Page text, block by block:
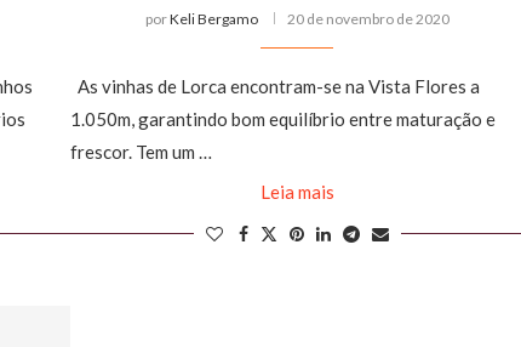
porKeli Bergamo 20 de novembro de 2020
As vinhas de Lorca encontram-se na Vista Flores a
1.050m, garantindo bom equilíbrio entre maturação e
frescor. Tem um …
Leia mais